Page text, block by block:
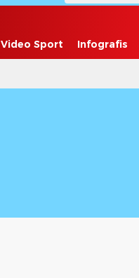
Video Sport Infografis